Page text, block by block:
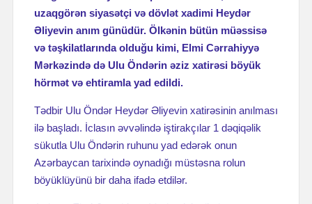
uzaqgörən siyasətçi və dövlət xadimi Heydər
Əliyevin anım günüdür. Ölkənin bütün müəssisə
və təşkilatlarında olduğu kimi, Elmi Cərrahiyyə
Mərkəzində də Ulu Öndərin əziz xatirəsi böyük
hörmət və ehtiramla yad edildi.
Tədbir Ulu Öndər Heydər Əliyevin xatirəsinin anılması
ilə başladı. İclasın əvvəlində iştirakçılar 1 dəqiqəlik
sükutla Ulu Öndərin ruhunu yad edərək onun
Azərbaycan tarixində oynadığı müstəsna rolun
böyüklüyünü bir daha ifadə etdilər.